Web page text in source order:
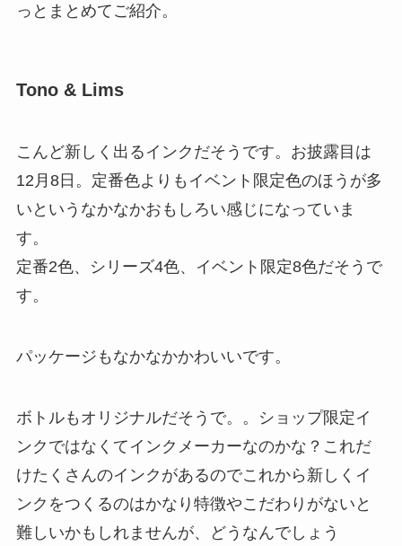
っとまとめてご紹介。
Tono & Lims
こんど新しく出るインクだそうです。お披露目は
12月8日。定番色よりもイベント限定色のほうが多
いというなかなかおもしろい感じになっていま
す。
定番2色、シリーズ4色、イベント限定8色だそうで
す。
パッケージもなかなかかわいいです。
ボトルもオリジナルだそうで。。ショップ限定イ
ンクではなくてインクメーカーなのかな？これだ
けたくさんのインクがあるのでこれから新しくイ
ンクをつくるのはかなり特徴やこだわりがないと
難しいかもしれませんが、どうなんでしょう